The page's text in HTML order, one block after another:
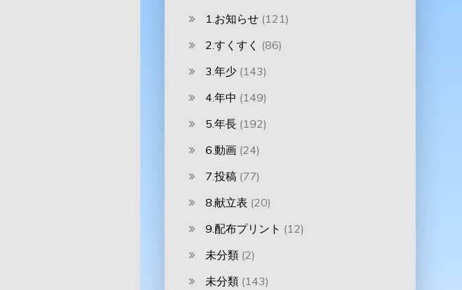
1.お知らせ(121)
2.すくすく (86)
3.年少(143)
4.年中 (149)
5.年長(192)
6.動画(24)
7.投稿(77)
8.献立表 (20)
9.配布プリント (12)
未分類(2)
未分類(143)